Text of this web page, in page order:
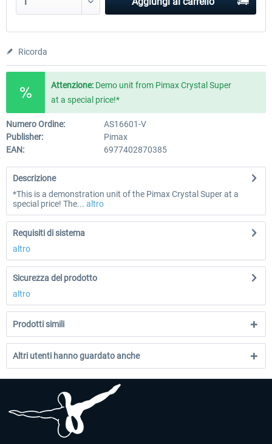
Ricorda
Attenzione: Demo unit from Pimax Crystal Super
at a special price!*
Numero Ordine:
AS16601-V
Publisher:
Pimax
EAN:
6977402870385
Descrizione
*This is a demonstration unit of the Pimax Crystal Super at a
special price! The... altro
Requisiti di sistema
altro
Sicurezza del prodotto
altro
Prodotti simili
Altri utenti hanno guardato anche